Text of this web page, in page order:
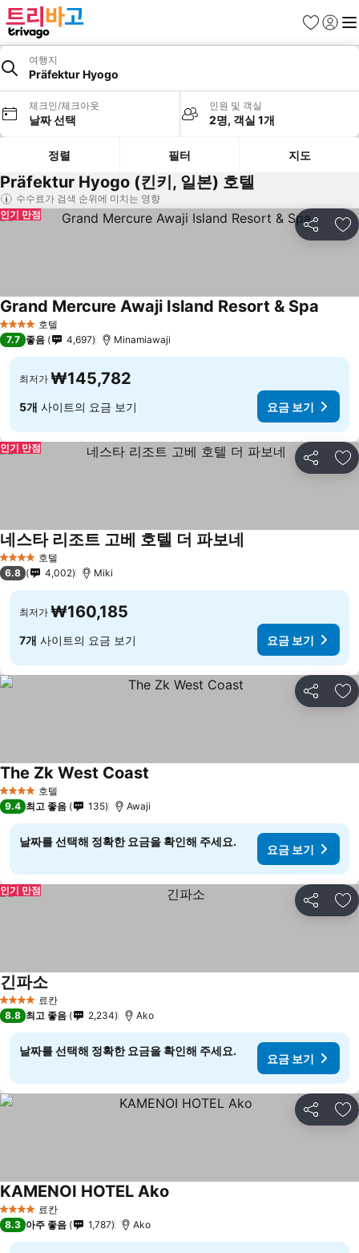
즐겨찾기
로그인
메
여행지
Präfektur Hyogo
체크인/체크아웃
날짜 선택
인원 및 객실
2명, 객실 1개
정렬 필터 지도
Präfektur Hyogo (킨키, 일본) 호텔
수수료가 검색 순위에 미치는 영향
공유 즐
인기 만점
4 성급 호텔
Grand Mercure Awaji Island Resort & Spa
7.7 좋음 4,697 Minamiawaji
최저가 ₩145,782
5개 사이트의 요금 보기 요금 보기
공유 즐
인기 만점
4 성급 호텔
네스타 리조트 고베 호텔 더 파보네
6.8 4,002 Miki
최저가 ₩160,185
7개 사이트의 요금 보기 요금 보기
공유 즐
4 성급 호텔
The Zk West Coast
9.4 최고 좋음 135 Awaji
날짜를 선택해 정확한 요금을 확인해 주세요.
요금 보기
공유 즐
인기 만점
4 성급 료칸
긴파소
8.8 최고 좋음 2,234 Ako
날짜를 선택해 정확한 요금을 확인해 주세요.
요금 보기
공유 즐
4 성급 료칸
KAMENOI HOTEL Ako
8.3 아주 좋음 1,787 Ako